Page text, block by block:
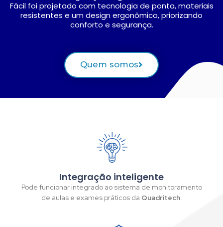
Fácil foi projetado com tecnologia de ponta, materiais
resistentes e um design ergonômico, priorizando
conforto e segurança.
Quem somos
Integração inteligente
Pode funcionar integrado ao sistema de monitoramento
de aulas e exames práticos da Quadritech.